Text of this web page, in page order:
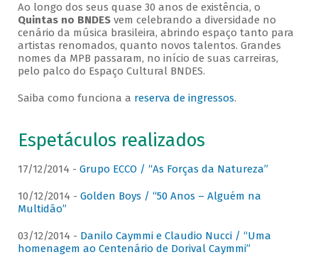
Ao longo dos seus quase 30 anos de existência, o
Quintas no BNDESvem celebrando a diversidade no
cenário da música brasileira, abrindo espaço tanto para
artistas renomados, quanto novos talentos. Grandes
nomes da MPB passaram, no início de suas carreiras,
pelo palco do Espaço Cultural BNDES.
Saiba como funciona a reserva de ingressos.
Espetáculos realizados
17/12/2014 - Grupo ECCO / “As Forças da Natureza”
10/12/2014 - Golden Boys / “50 Anos – Alguém na
Multidão”
03/12/2014 - Danilo Caymmi e Claudio Nucci / “Uma
homenagem ao Centenário de Dorival Caymmi”